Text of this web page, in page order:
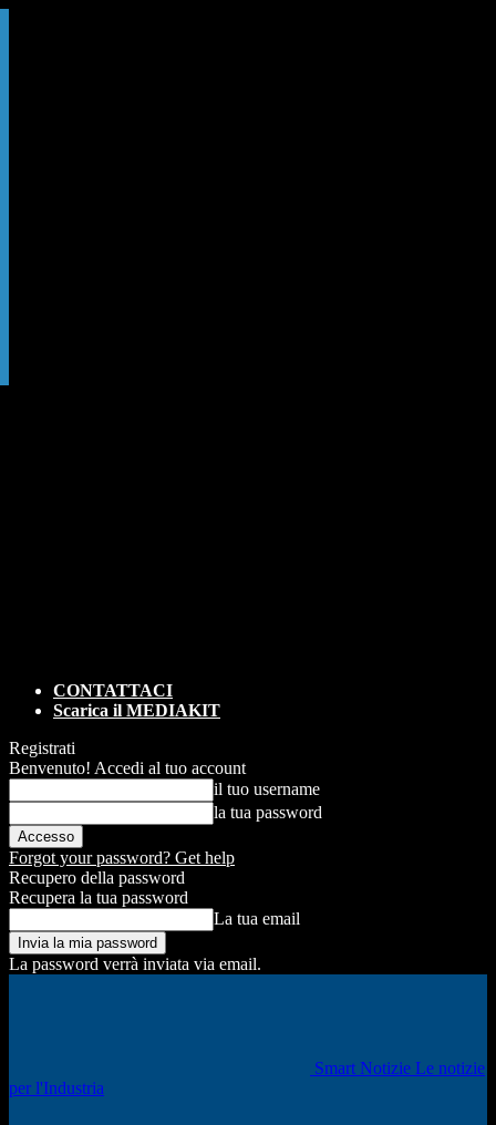
CONTATTACI
Scarica il MEDIAKIT
Registrati
Benvenuto! Accedi al tuo account
il tuo username
la tua password
Forgot your password? Get help
Recupero della password
Recupera la tua password
La tua email
La password verrà inviata via email.
Smart Notizie Le notizie
per l'Industria